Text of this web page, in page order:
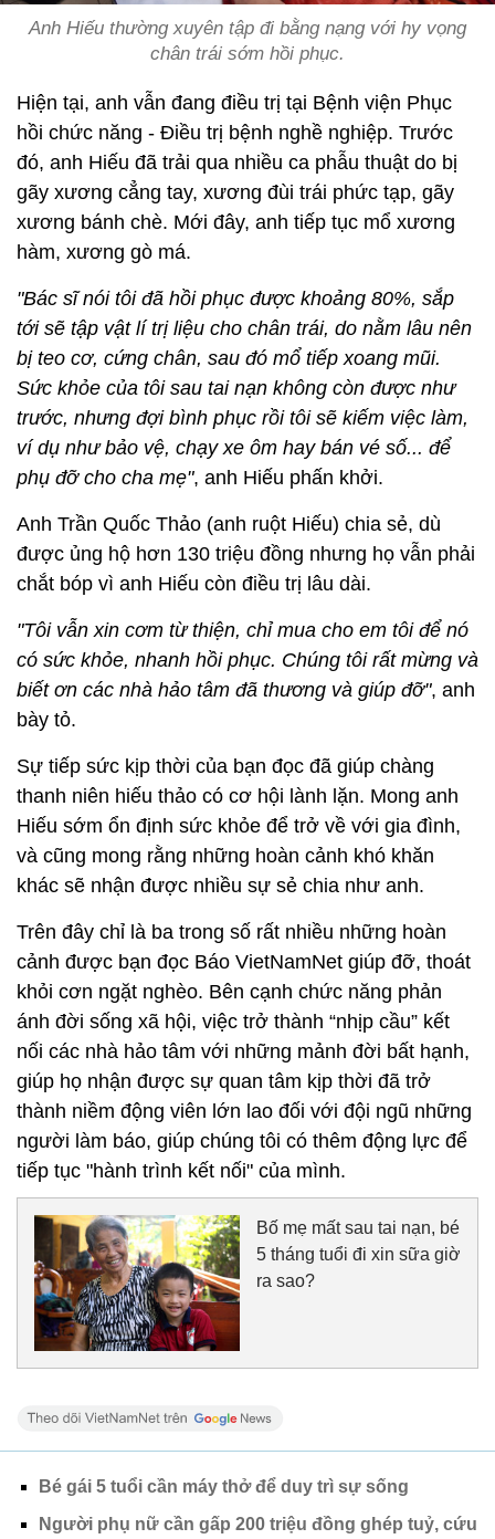
Anh Hiếu thường xuyên tập đi bằng nạng với hy vọng
chân trái sớm hồi phục.
Hiện tại, anh vẫn đang điều trị tại Bệnh viện Phục
hồi chức năng - Điều trị bệnh nghề nghiệp. Trước
đó, anh Hiếu đã trải qua nhiều ca phẫu thuật do bị
gãy xương cẳng tay, xương đùi trái phức tạp, gãy
xương bánh chè. Mới đây, anh tiếp tục mổ xương
hàm, xương gò má.
"Bác sĩ nói tôi đã hồi phục được khoảng 80%, sắp
tới sẽ tập vật lí trị liệu cho chân trái, do nằm lâu nên
bị teo cơ, cứng chân, sau đó mổ tiếp xoang mũi.
Sức khỏe của tôi sau tai nạn không còn được như
trước, nhưng đợi bình phục rồi tôi sẽ kiếm việc làm,
ví dụ như bảo vệ, chạy xe ôm hay bán vé số... để
phụ đỡ cho cha mẹ", anh Hiếu phấn khởi.
Anh Trần Quốc Thảo (anh ruột Hiếu) chia sẻ, dù
được ủng hộ hơn 130 triệu đồng nhưng họ vẫn phải
chắt bóp vì anh Hiếu còn điều trị lâu dài.
"Tôi vẫn xin cơm từ thiện, chỉ mua cho em tôi để nó
có sức khỏe, nhanh hồi phục. Chúng tôi rất mừng và
biết ơn các nhà hảo tâm đã thương và giúp đỡ", anh
bày tỏ.
Sự tiếp sức kịp thời của bạn đọc đã giúp chàng
thanh niên hiếu thảo có cơ hội lành lặn. Mong anh
Hiếu sớm ổn định sức khỏe để trở về với gia đình,
và cũng mong rằng những hoàn cảnh khó khăn
khác sẽ nhận được nhiều sự sẻ chia như anh.
Trên đây chỉ là ba trong số rất nhiều những hoàn
cảnh được bạn đọc Báo VietNamNet giúp đỡ, thoát
khỏi cơn ngặt nghèo. Bên cạnh chức năng phản
ánh đời sống xã hội, việc trở thành “nhịp cầu” kết
nối các nhà hảo tâm với những mảnh đời bất hạnh,
giúp họ nhận được sự quan tâm kịp thời đã trở
thành niềm động viên lớn lao đối với đội ngũ những
người làm báo, giúp chúng tôi có thêm động lực để
tiếp tục "hành trình kết nối" của mình.
Bố mẹ mất sau tai nạn, bé
5 tháng tuổi đi xin sữa giờ
ra sao?
Bé gái 5 tuổi cần máy thở để duy trì sự sống
Người phụ nữ cần gấp 200 triệu đồng ghép tuỷ, cứu